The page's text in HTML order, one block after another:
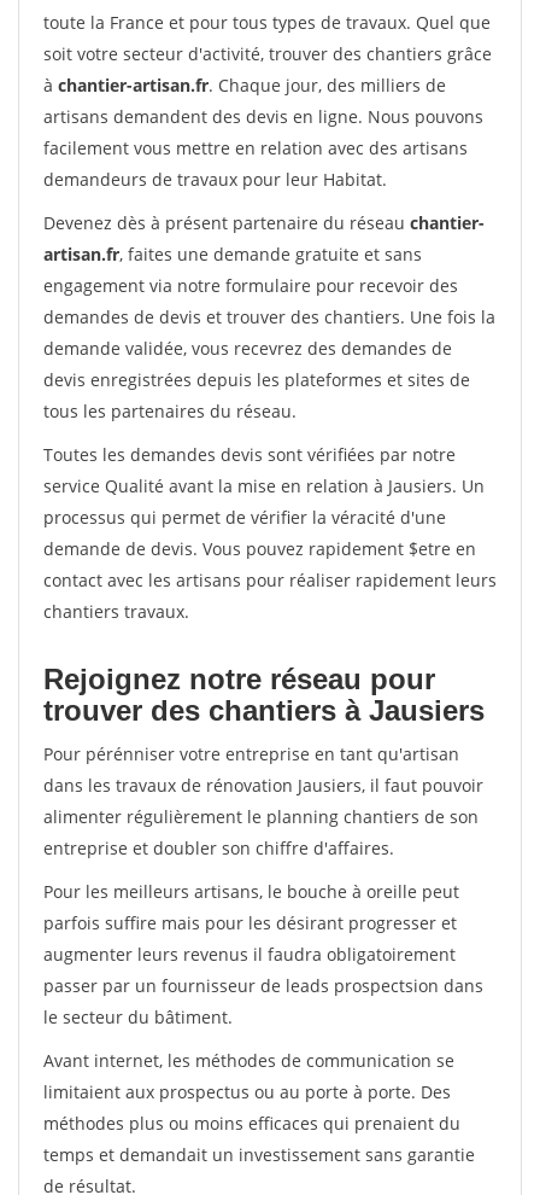
toute la France et pour tous types de travaux. Quel que
soit votre secteur d'activité, trouver des chantiers grâce
à chantier-artisan.fr. Chaque jour, des milliers de
artisans demandent des devis en ligne. Nous pouvons
facilement vous mettre en relation avec des artisans
demandeurs de travaux pour leur Habitat.
Devenez dès à présent partenaire du réseau chantier-
artisan.fr, faites une demande gratuite et sans
engagement via notre formulaire pour recevoir des
demandes de devis et trouver des chantiers. Une fois la
demande validée, vous recevrez des demandes de
devis enregistrées depuis les plateformes et sites de
tous les partenaires du réseau.
Toutes les demandes devis sont vérifiées par notre
service Qualité avant la mise en relation à Jausiers. Un
processus qui permet de vérifier la véracité d'une
demande de devis. Vous pouvez rapidement $etre en
contact avec les artisans pour réaliser rapidement leurs
chantiers travaux.
Rejoignez notre réseau pour
trouver des chantiers à Jausiers
Pour pérénniser votre entreprise en tant qu'artisan
dans les travaux de rénovation Jausiers, il faut pouvoir
alimenter régulièrement le planning chantiers de son
entreprise et doubler son chiffre d'affaires.
Pour les meilleurs artisans, le bouche à oreille peut
parfois suffire mais pour les désirant progresser et
augmenter leurs revenus il faudra obligatoirement
passer par un fournisseur de leads prospectsion dans
le secteur du bâtiment.
Avant internet, les méthodes de communication se
limitaient aux prospectus ou au porte à porte. Des
méthodes plus ou moins efficaces qui prenaient du
temps et demandait un investissement sans garantie
de résultat.